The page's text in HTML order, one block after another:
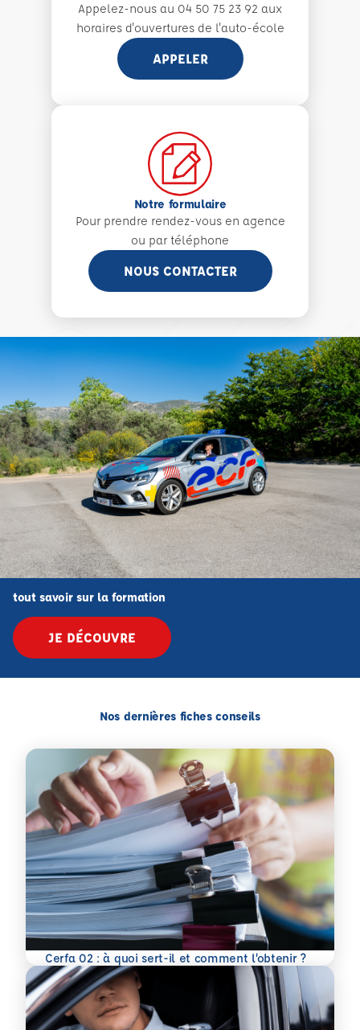
Appelez-nous au 04 50 75 23 92 aux
horaires d'ouvertures de l'auto-école
APPELER
Notre formulaire
Pour prendre rendez-vous en agence
ou par téléphone
NOUS CONTACTER
tout savoir sur la formation
JE DÉCOUVRE
Nos dernières fiches conseils
Cerfa 02 : à quoi sert-il et comment l’obtenir ?
En savoir plus